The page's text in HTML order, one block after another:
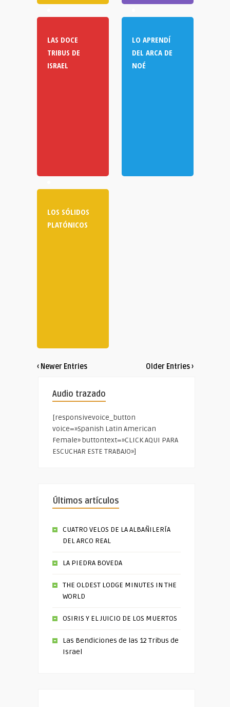
LAS DOCE
TRIBUS DE
ISRAEL
LO APRENDÍ
DEL ARCA DE
NOÉ
LOS SÓLIDOS
PLATÓNICOS
Older Entries ›
‹ Newer Entries
Audio trazado
[responsivevoice_button
voice=»Spanish Latin American
Female» buttontext=»CLICK AQUI PARA
ESCUCHAR ESTE TRABAJO»]
Últimos artículos
CUATRO VELOS DE LA ALBAÑILERÍA
DEL ARCO REAL
LA PIEDRA BOVEDA
THE OLDEST LODGE MINUTES IN THE
WORLD
OSIRIS Y EL JUICIO DE LOS MUERTOS
Las Bendiciones de las 12 Tribus de
Israel